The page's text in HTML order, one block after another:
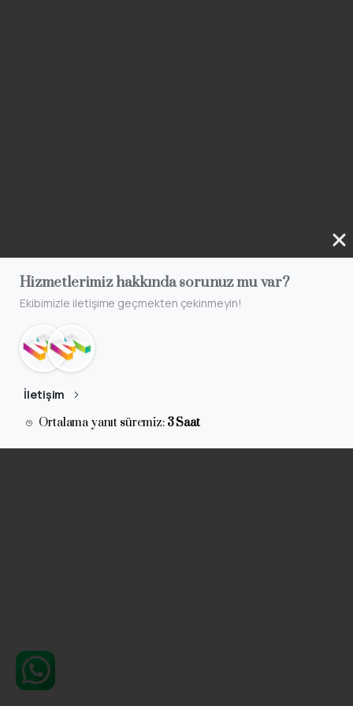
Hizmetlerimiz hakkında sorunuz mu var?
Ekibimizle iletişime geçmekten çekinmeyin!
İletişim
Ortalama yanıt süremiz: 3 Saat